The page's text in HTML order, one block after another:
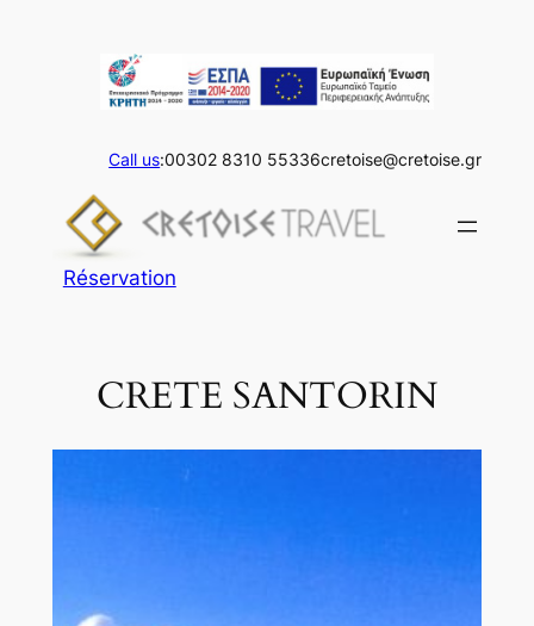
Call us:00302 8310 55336cretoise@cretoise.gr
Réservation
CRETE SANTORIN